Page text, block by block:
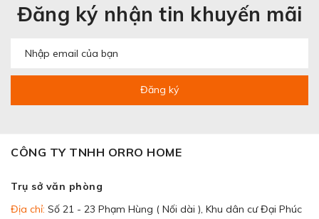
Đăng ký nhận tin khuyến mãi
Đăng ký
CÔNG TY TNHH ORRO HOME
Trụ sở văn phòng
Địa chỉ: Số 21 - 23 Phạm Hùng ( Nối dài ), Khu dân cư Đại Phúc